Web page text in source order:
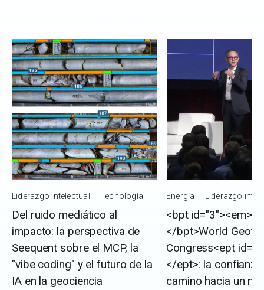
Liderazgo intelectual Tecnología
Del ruido mediático al
impacto: la perspectiva de
Seequent sobre el MCP, la
"vibe coding" y el futuro de la
IA en la geociencia
Energía Liderazgo
<bpt id="3"><em>
</bpt>World
Congress<ept
</ept>: la
camino hacia un